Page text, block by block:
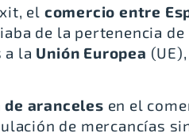
el comercio entre
de la pertenencia de
a la Unión Europea
de aranceles en el
de mercancías